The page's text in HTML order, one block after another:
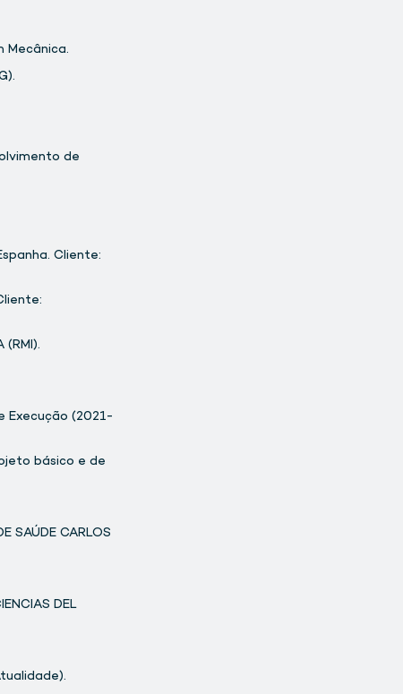
Mecânica.
de
Cliente:
(RMI).
Execução (2021-
básico e de
SAÚDE CARLOS
DEL